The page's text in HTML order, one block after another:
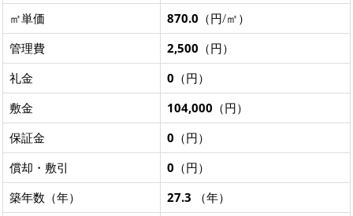
㎡単価
870.0 （円/㎡）
管理費
2,500 （円）
礼金
0 （円）
敷金
104,000 （円）
保証金
0 （円）
償却・敷引
0 （円）
築年数（年）
27.3 （年）